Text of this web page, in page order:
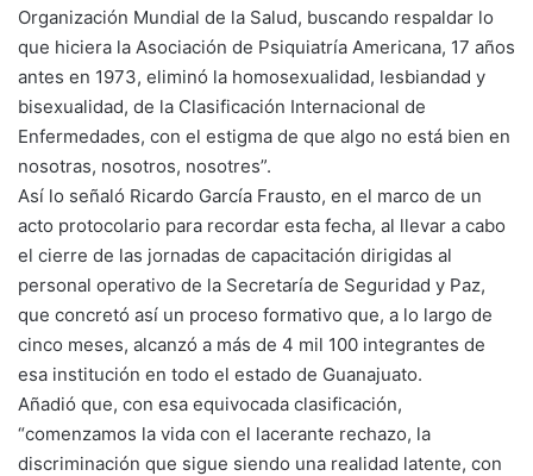
Organización Mundial de la Salud, buscando respaldar lo
que hiciera la Asociación de Psiquiatría Americana, 17 años
antes en 1973, eliminó la homosexualidad, lesbiandad y
bisexualidad, de la Clasificación Internacional de
Enfermedades, con el estigma de que algo no está bien en
nosotras, nosotros, nosotres”.
Así lo señaló Ricardo García Frausto, en el marco de un
acto protocolario para recordar esta fecha, al llevar a cabo
el cierre de las jornadas de capacitación dirigidas al
personal operativo de la Secretaría de Seguridad y Paz,
que concretó así un proceso formativo que, a lo largo de
cinco meses, alcanzó a más de 4 mil 100 integrantes de
esa institución en todo el estado de Guanajuato.
Añadió que, con esa equivocada clasificación,
“comenzamos la vida con el lacerante rechazo, la
discriminación que sigue siendo una realidad latente, con